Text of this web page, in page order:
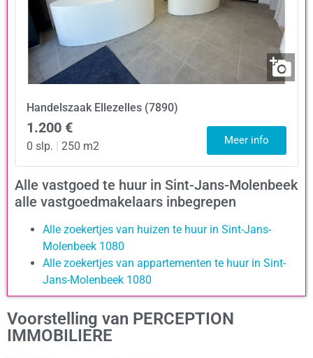
Handelszaak Ellezelles (7890)
1.200 €
0 slp. | 250 m2 Meer info
Alle vastgoed te huur in Sint-Jans-Molenbeek
alle vastgoedmakelaars inbegrepen
Alle zoekertjes van huizen te huur in Sint-Jans-
Molenbeek 1080
Alle zoekertjes van appartementen te huur in Sint-
Jans-Molenbeek 1080
Voorstelling van PERCEPTION
IMMOBILIERE